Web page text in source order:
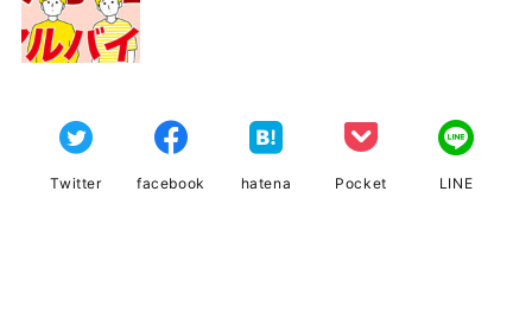
Twitter facebook hatena Pocket LINE